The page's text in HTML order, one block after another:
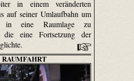
in einem veränderten
auf seiner Umlaufbahn um
in eine Raumlage zu
die eine Fortsetzung der
RAUMFAHRT